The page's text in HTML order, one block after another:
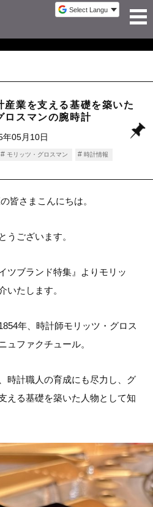
産業を支える基礎を築いた
ロスマンの腕時計
年05月10日
モリッツ・グロスマン 時計情報
皆さまこんにちは。
うございます。
ツブランド特集』よりモリッ
いたします。
年、時計師モリッツ・グロス
ュファクチュール。
時計職人の育成にも尽力し、グ
える基礎を築いた人物として知